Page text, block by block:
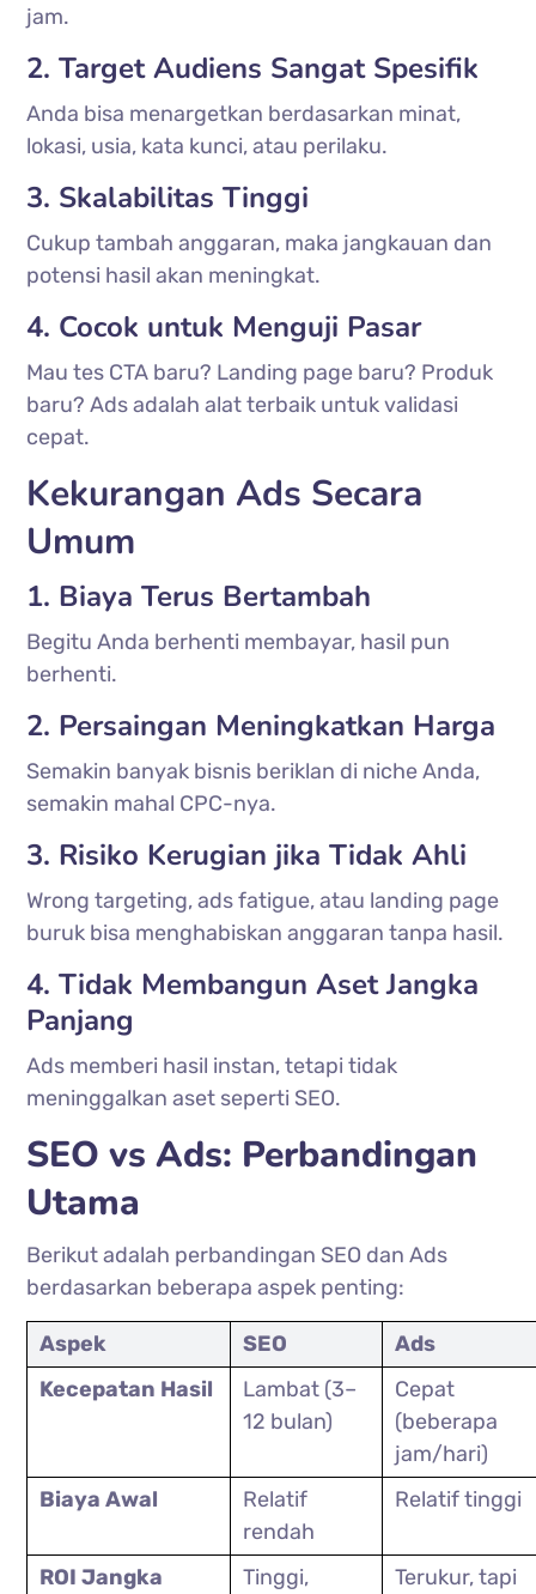
jam.
2. Target Audiens Sangat Spesifik
Anda bisa menargetkan berdasarkan minat,
lokasi, usia, kata kunci, atau perilaku.
3. Skalabilitas Tinggi
Cukup tambah anggaran, maka jangkauan dan
potensi hasil akan meningkat.
4. Cocok untuk Menguji Pasar
Mau tes CTA baru? Landing page baru? Produk
baru? Ads adalah alat terbaik untuk validasi
cepat.
Kekurangan Ads Secara
Umum
1. Biaya Terus Bertambah
Begitu Anda berhenti membayar, hasil pun
berhenti.
2. Persaingan Meningkatkan Harga
Semakin banyak bisnis beriklan di niche Anda,
semakin mahal CPC-nya.
3. Risiko Kerugian jika Tidak Ahli
Wrong targeting, ads fatigue, atau landing page
buruk bisa menghabiskan anggaran tanpa hasil.
4. Tidak Membangun Aset Jangka
Panjang
Ads memberi hasil instan, tetapi tidak
meninggalkan aset seperti SEO.
SEO vs Ads: Perbandingan
Utama
Berikut adalah perbandingan SEO dan Ads
berdasarkan beberapa aspek penting:
Aspek SEO
Ads
Kecepatan Hasil
Lambat (3–
12 bulan)
Cepat
(beberapa
jam/hari)
Biaya Awal
Relatif
rendah
Relatif tinggi
ROI Jangka
Tinggi,
Terukur, tapi